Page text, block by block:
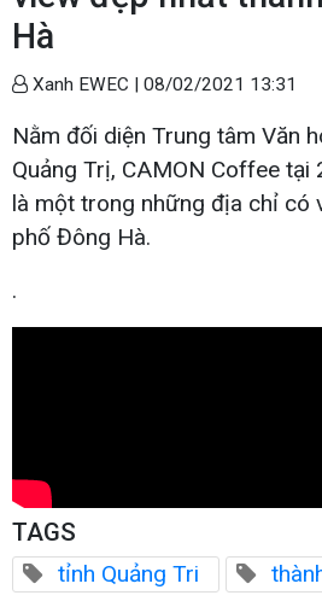
Hà
Xanh EWEC | 08/02/2021 13:31
Nằm đối diện Trung tâm Văn
Quảng Trị, CAMON Coffee tại
là một trong những địa chỉ có
phố Đông Hà.
.
TAGS
tỉnh Quảng Tri